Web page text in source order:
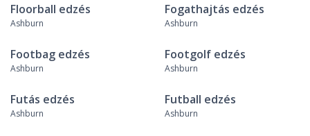
Floorball edzés
Ashburn
Fogathajtás edzés
Ashburn
Footbag edzés
Ashburn
Footgolf edzés
Ashburn
Futás edzés
Ashburn
Futball edzés
Ashburn